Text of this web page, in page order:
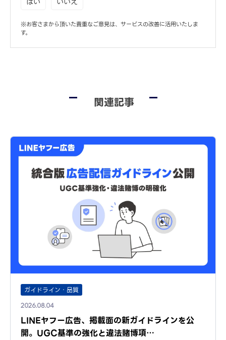
※お客さまから頂いた貴重なご意見は、サービスの改善に活用いたしま
す。
関連記事
ガイドライン・品質
2026.08.04
LINEヤフー広告、掲載面の新ガイドラインを公
開。UGC基準の強化と違法賭博項…